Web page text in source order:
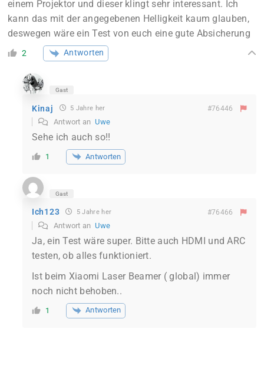
einem Projektor und dieser klingt sehr interessant. Ich
kann das mit der angegebenen Helligkeit kaum glauben,
deswegen wäre ein Test von euch eine gute Absicherung
2 Antworten
Gast
Kinaj 5 Jahre her #76446
Antwort an Uwe
Sehe ich auch so!!
1 Antworten
Gast
Ich123 5 Jahre her #76466
Antwort an Uwe
Ja, ein Test wäre super. Bitte auch HDMI und ARC
testen, ob alles funktioniert.
Ist beim Xiaomi Laser Beamer ( global) immer
noch nicht behoben..
1 Antworten